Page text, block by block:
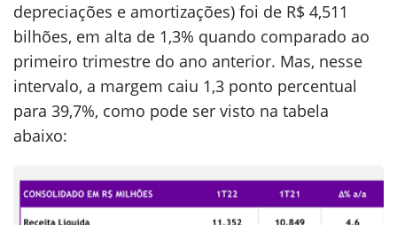
depreciações e amortizações) foi de R$ 4,511
bilhões, em alta de 1,3% quando comparado ao
primeiro trimestre do ano anterior. Mas, nesse
intervalo, a margem caiu 1,3 ponto percentual
para 39,7%, como pode ser visto na tabela
abaixo: